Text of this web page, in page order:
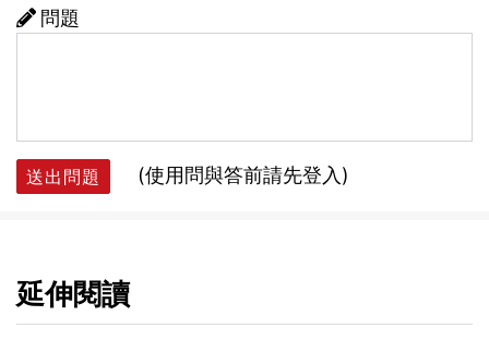
問題
送出問題 (使用問與答前請先登入)
延伸閱讀